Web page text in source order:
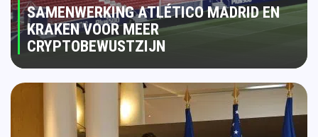
SAMENWERKING ATLÉTICO MADRID EN
KRAKEN VOOR MEER
CRYPTOBEWUSTZIJN